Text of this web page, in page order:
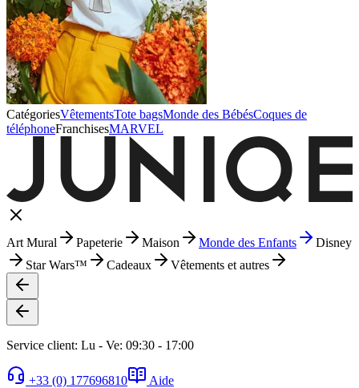
CatégoriesVêtementsTote bagsMonde des BébésCoques de
téléphoneFranchisesMARVEL
Art Mural Papeterie Maison Monde des Enfants
Disney
Star Wars™
Cadeaux Vêtements et autres
Service client: Lu - Ve: 09:30 - 17:00
+33 (0) 177696810 Aide